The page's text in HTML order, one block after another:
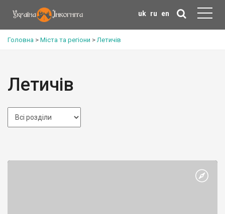
uk ru en
Головна > Міста та регіони >Летичів
Летичів